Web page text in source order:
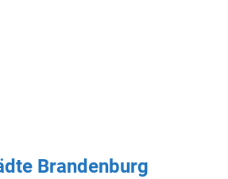
Brandenburg